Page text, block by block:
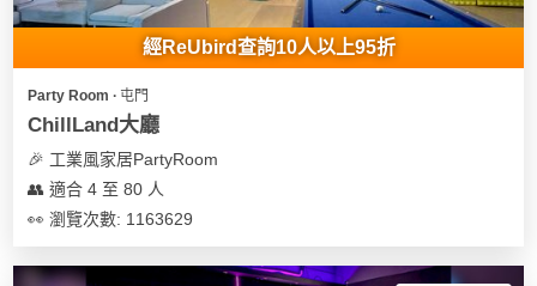
冊
服
務
及
產
品
類
經ReUbird查詢10人以上95折
Party Room ∙ 屯門
ChillLand大廳
🎉 工業風家居PartyRoom
👥 適合 4 至 80 人
👀 瀏覽次數: 1163629